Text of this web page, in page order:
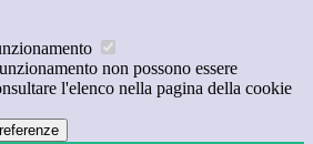
non possono essere
l'elenco nella pagina della cookie